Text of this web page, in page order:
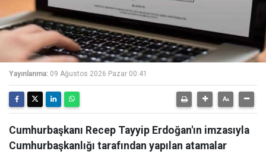
Yayınlanma: 09 Ağustos 2026 Pazar 00:41
Cumhurbaşkanı Recep Tayyip Erdoğan'ın imzasıyla
Cumhurbaşkanlığı tarafından yapılan atamalar